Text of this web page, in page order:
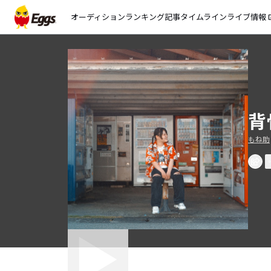
オーディションランキング記事タイムラインライブ情報
もね助